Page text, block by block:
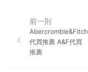
前一則
Abercrombie&Fitch
代買推薦 A&F代買
推薦